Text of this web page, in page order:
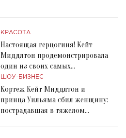
КРАСОТА
Настоящая герцогиня! Кейт
Миддлтон продемонстрировала
один из своих самых
элегантных нарядов
ШОУ-БИЗНЕС
Кортеж Кейт Миддлтон и
принца Уильяма сбил женщину:
пострадавшая в тяжелом